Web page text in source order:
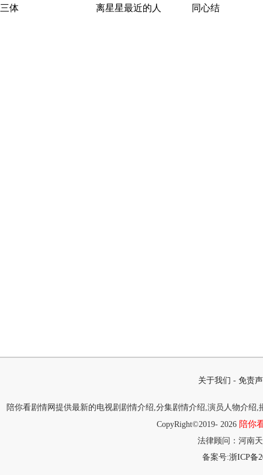
三体 离星星最近的人 同心结
关于我们 - 免责
陪你看剧情网提供最新的电视剧剧情介绍,分集剧情介绍,演员人物介绍
CopyRight©2019- 2026 陪你
法律顾问：河南
备案号:浙ICP备